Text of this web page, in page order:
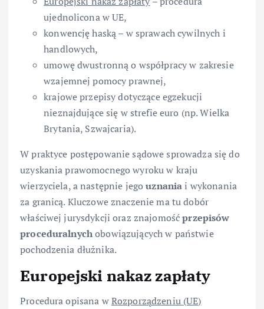
ujednolicona w UE,
konwencję haską – w sprawach cywilnych i
handlowych,
umowę dwustronną o współpracy w zakresie
wzajemnej pomocy prawnej,
krajowe przepisy dotyczące egzekucji
nieznajdujące się w strefie euro (np. Wielka
Brytania, Szwajcaria).
W praktyce postępowanie sądowe sprowadza się do
uzyskania prawomocnego wyroku w kraju
wierzyciela, a następnie jegouznaniai wykonania
za granicą. Kluczowe znaczenie ma tu dobór
właściwej jurysdykcji oraz znajomośćprzepisów
proceduralnychobowiązujących w państwie
pochodzenia dłużnika.
Europejski nakaz zapłaty
Procedura opisana wRozporządzeniu (UE)